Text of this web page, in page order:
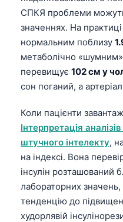
СПКЯ проблеми
значеннях. На
нормальним поблизу
метаболічно
перевищує 102 см у
сон поганий, а
Коли пацієнти
Інтерпретація
штучного інтелекту,
на індексі. Вона
інсулін розташований
лабораторних
тенденцію до
худорлявій